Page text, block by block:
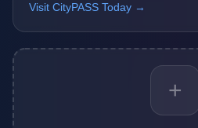
Visit CityPASS Today →
+